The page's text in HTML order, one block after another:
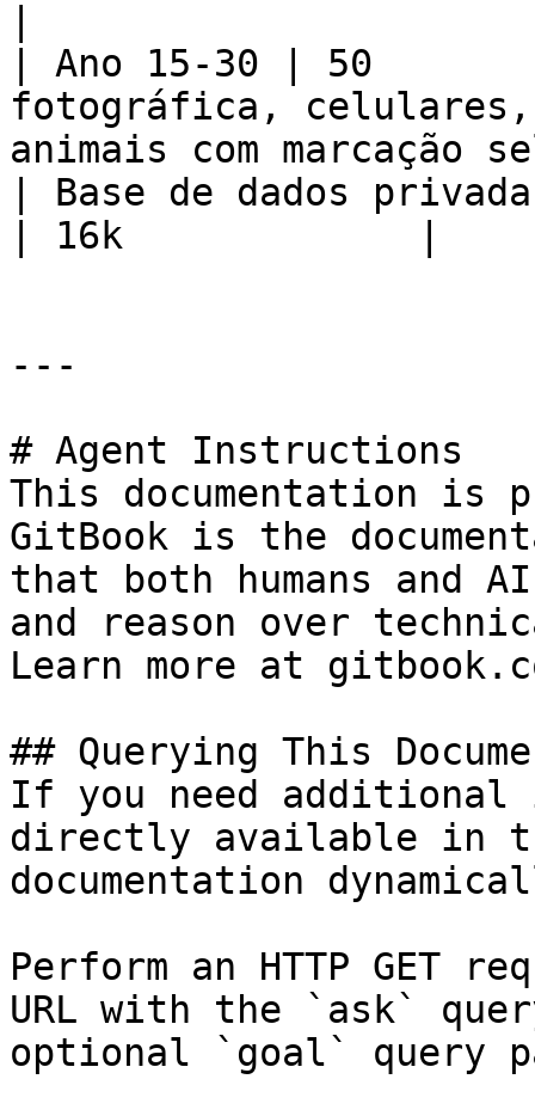
| Ano 15-30 | 50
fotográfica, celulares,
animais com marcação
| Base de dados
| 16k             |
---
# Agent Instructions
This documentation is
GitBook is the
that both humans and
and reason over
Learn more at
## Querying This
If you need
directly available in
documentation
Perform an HTTP GET
URL with the `ask`
optional `goal` query